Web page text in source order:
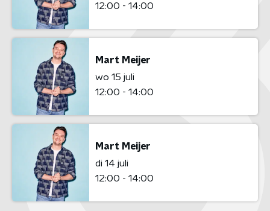
12:00 - 14:00
Mart Meijer
wo 15 juli
12:00 - 14:00
Mart Meijer
di 14 juli
12:00 - 14:00